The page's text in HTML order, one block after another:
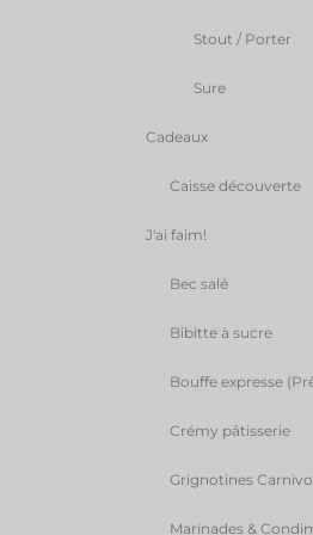
Stout / Porter
Sure
Cadeaux
Caisse découverte
J'ai faim!
Bec salé
Bibitte à sucre
Bouffe expresse
Crémy pâtisserie
Grignotines
Marinades &